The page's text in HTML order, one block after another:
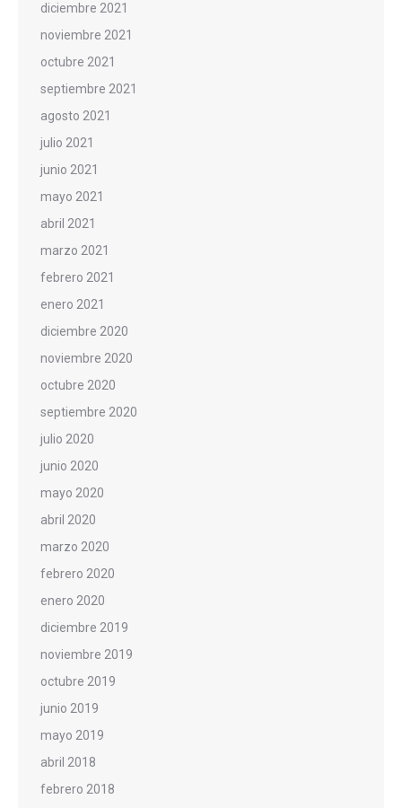
diciembre 2021
noviembre 2021
octubre 2021
septiembre 2021
agosto 2021
julio 2021
junio 2021
mayo 2021
abril 2021
marzo 2021
febrero 2021
enero 2021
diciembre 2020
noviembre 2020
octubre 2020
septiembre 2020
julio 2020
junio 2020
mayo 2020
abril 2020
marzo 2020
febrero 2020
enero 2020
diciembre 2019
noviembre 2019
octubre 2019
junio 2019
mayo 2019
abril 2018
febrero 2018